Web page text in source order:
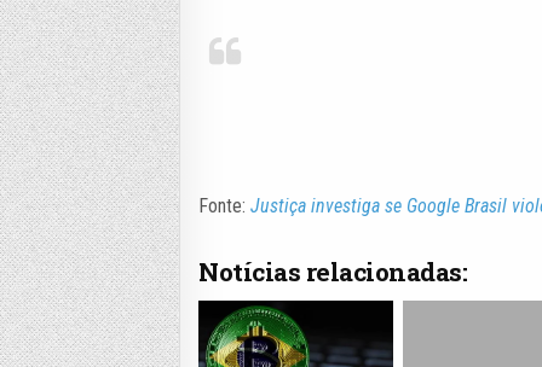
Fonte:Justiça investiga se Google Brasil
Notícias relacionadas: